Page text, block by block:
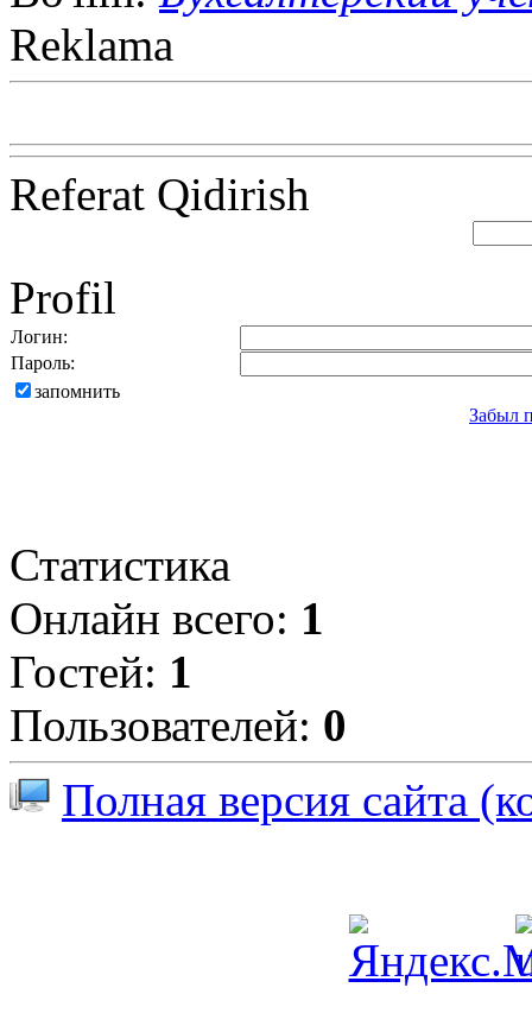
Reklama
Referat Qidirish
Profil
Логин:
Пароль:
запомнить
Забыл
Статистика
Онлайн всего: 1
Гостей: 1
Пользователей: 0
Полная версия сайта